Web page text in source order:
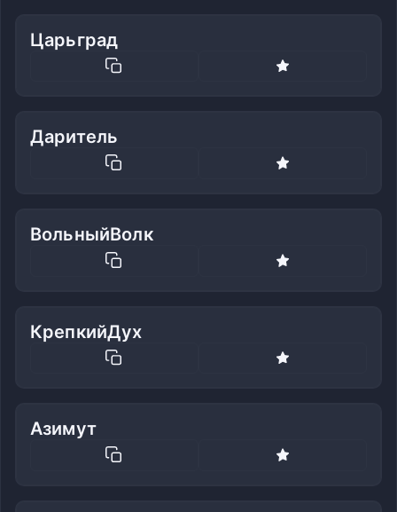
Царьград
Даритель
ВольныйВолк
КрепкийДух
Азимут